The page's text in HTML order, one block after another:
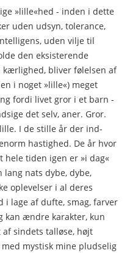
»lille«hed - inden i dette
uden udsyn, tolerance,
uden vilje til
den eksisterende
bliver følelsen af
i noget »lille«) meget
fordi livet gror i et barn -
det selv, aner. Gror.
I de stille år der ind­
hastighed. De år hvor
tiden igen er »i dag«
lang nats dybe, dybe,
oplevelser i al deres
i lage af dufte, smag, farver
kan ændre karakter, kun
sin­dets talløse, højt
mystisk mi­ne pludselig